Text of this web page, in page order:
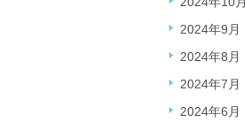
2024年9月
2024年8月
2024年7月
2024年6月